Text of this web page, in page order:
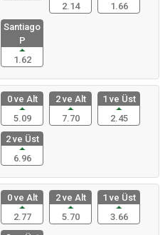
2.14
1.66
Santiago
P
1.62
0 ve Alt
5.09
2 ve Alt
7.70
1 ve Üst
2.45
2 ve Üst
6.96
0 ve Alt
2.77
2 ve Alt
5.70
1 ve Üst
3.66